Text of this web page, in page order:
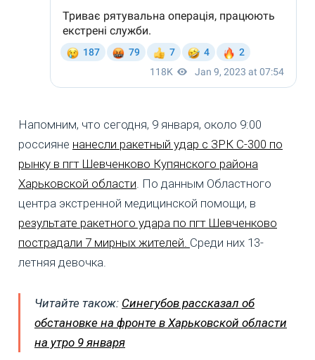
Напомним, что сегодня, 9 января, около 9:00
россияне нанесли ракетный удар с ЗРК С-300 по
рынку в пгт Шевченково Купянского района
Харьковской области . По данным Областного
центра экстренной медицинской помощи, в
результате ракетного удара по пгт Шевченково
пострадали 7 мирных жителей. Среди них 13-
летняя девочка.
Читайте також: Синегубов рассказал об
обстановке на фронте в Харьковской области
на утро 9 января